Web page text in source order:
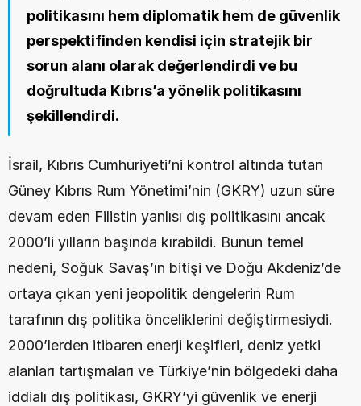
politikasını hem diplomatik hem de güvenlik
perspektifinden kendisi için stratejik bir
sorun alanı olarak değerlendirdi ve bu
doğrultuda Kıbrıs’a yönelik politikasını
şekillendirdi.
İsrail, Kıbrıs Cumhuriyeti’ni kontrol altında tutan
Güney Kıbrıs Rum Yönetimi’nin (GKRY) uzun süre
devam eden Filistin yanlısı dış politikasını ancak
2000’li yılların başında kırabildi. Bunun temel
nedeni, Soğuk Savaş’ın bitişi ve Doğu Akdeniz’de
ortaya çıkan yeni jeopolitik dengelerin Rum
tarafının dış politika önceliklerini değiştirmesiydi.
2000’lerden itibaren enerji keşifleri, deniz yetki
alanları tartışmaları ve Türkiye’nin bölgedeki daha
iddialı dış politikası, GKRY’yi güvenlik ve enerji